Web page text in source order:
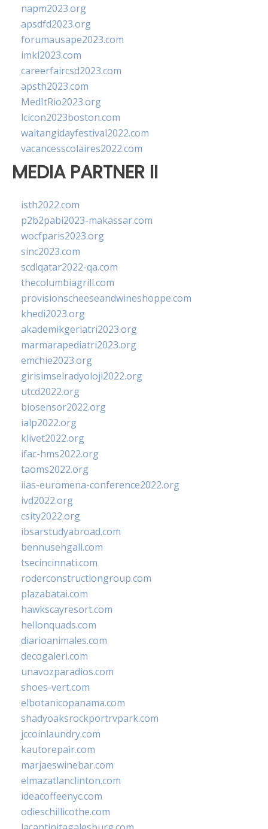
napm2023.org
apsdfd2023.org
forumausape2023.com
imkl2023.com
careerfaircsd2023.com
apsth2023.com
MedItRio2023.org
lcicon2023boston.com
waitangidayfestival2022.com
vacancesscolaires2022.com
MEDIA PARTNER II
isth2022.com
p2b2pabi2023-makassar.com
wocfparis2023.org
sinc2023.com
scdlqatar2022-qa.com
thecolumbiagrill.com
provisionscheeseandwineshoppe.com
khedi2023.org
akademikgeriatri2023.org
marmarapediatri2023.org
emchie2023.org
girisimselradyoloji2022.org
utcd2022.org
biosensor2022.org
ialp2022.org
klivet2022.org
ifac-hms2022.org
taoms2022.org
iias-euromena-conference2022.org
ivd2022.org
csity2022.org
ibsarstudyabroad.com
bennusehgall.com
tsecincinnati.com
roderconstructiongroup.com
plazabatai.com
hawkscayresort.com
hellonquads.com
diarioanimales.com
decogaleri.com
unavozparadios.com
shoes-vert.com
elbotanicopanama.com
shadyoaksrockportrvpark.com
jccoinlaundry.com
kautorepair.com
marjaeswinebar.com
elmazatlanclinton.com
ideacoffeenyc.com
odieschillicothe.com